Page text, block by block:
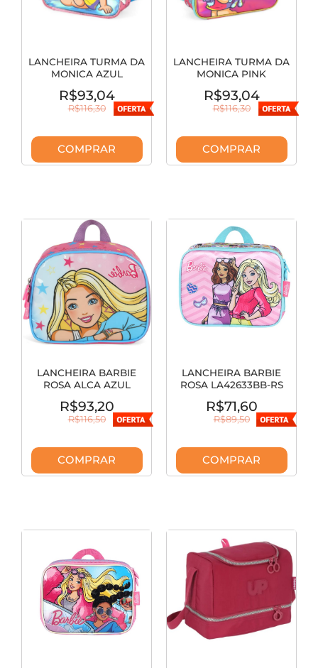
LANCHEIRA TURMA DA
MONICA AZUL
R$93,04
R$116,30
COMPRAR
LANCHEIRA TURMA DA
MONICA PINK
R$93,04
R$116,30
COMPRAR
LANCHEIRA BARBIE
ROSA ALCA AZUL
R$93,20
R$116,50
COMPRAR
LANCHEIRA BARBIE
ROSA LA42633BB-RS
R$71,60
R$89,50
COMPRAR